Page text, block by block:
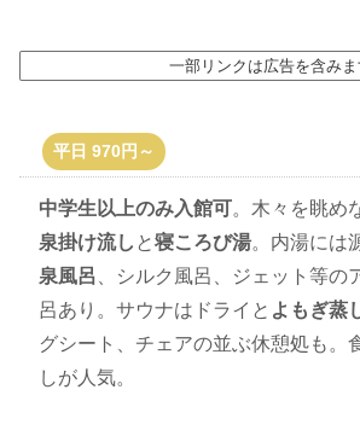
一部リンクは広告を含みま
平日 970円～
中学生以上のみ入館可 。木々を眺め
泉掛け流し と寝ころび湯。内湯には
泉風呂、シルク風呂、ジェット等の
呂あり。サウナはドライと よもぎ蒸
グシート、チェアの並ぶ休憩処も。
しが人気。